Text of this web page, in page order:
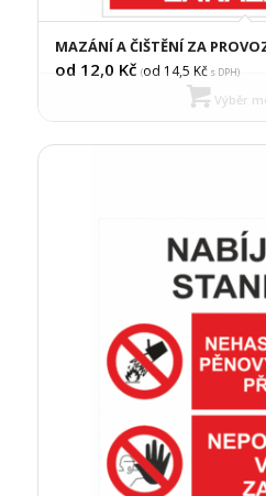
MAZÁNÍ A ČIŠTĚNÍ ZA
od 12,0 Kč (od 14,5 Kčs DPH)
Výběr